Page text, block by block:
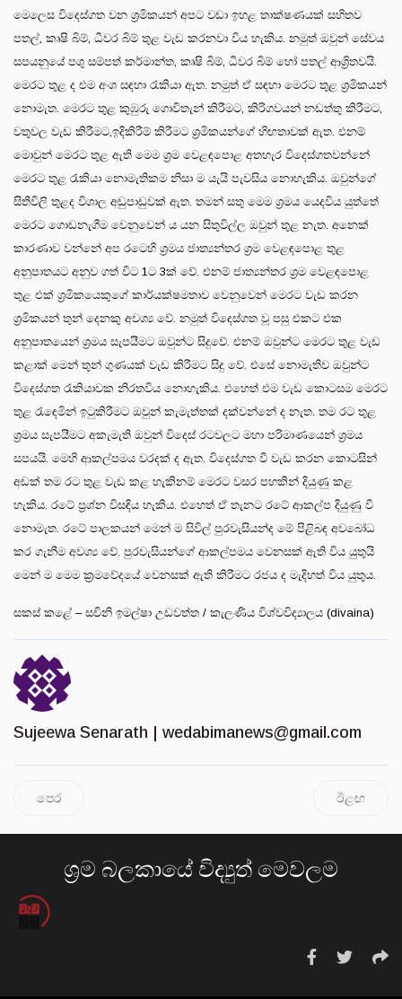
මෙලෙස විදෙස්ගත වන ශ්‍රමිකයන් අපට වඩා ඉහළ තාක්ෂණයක් සහිතව
පතල්, කෘෂි බිම්, ධීවර බිම් තුළ වැඩ කරනවා විය හැකිය. නමුත් ඔවුන් සේවය
සපයනුයේ පශු සම්පත් කර්මාන්ත, කෘෂි බිම්, ධීවර බිම් හෝ පතල් ආශ්‍රිතවයි.
මෙරට තුළ ද එම අංශ සඳහා රැකියා ඇත. නමුත් ඒ සඳහා මෙරට තුළ ශ්‍රමිකයන්
නොමැත. මෙරට තුළ කුඹුරු ගොවිතැන් කිරීමට, කිරිගවයන් නඩත්තු කිරීමට,
වතුවල වැඩ කිරීමට,ඉදිකිරීම් කිරීමට ශ්‍රමිකයන්ගේ හිඟතාවක් ඇත. එනම්
මොවුන් මෙරට තුළ ඇති මෙම ශ්‍රම වෙළඳපොළ අතහැර විදෙස්ගතවන්නේ
මෙරට තුළ රැකියා නොමැතිකම නිසා ම යැයි පැවසිය නොහැකිය. ඔවුන්ගේ
සිතිවිලි තුළද විශාල අඩුපාඩුවක් ඇත. තමන් සතු මෙම ශ්‍රමය යෙදවිය යුත්තේ
මෙරට ගොඩනැගීම වෙනුවෙන් ය යන සිතුවිල්ල ඔවුන් තුළ නැත. අනෙක්
කාරණාව වන්නේ අප රටෙහි ශ්‍රමය ජාත්‍යන්තර ශ්‍රම වෙළඳපොළ තුළ
අනුපාතයට අනුව ගත් විට 1ට 3ක් වේ. එනම් ජාත්‍යන්තර ශ්‍රම වෙළඳපොළ
තුළ එක් ශ්‍රමිකයෙකුගේ කාර්යක්ෂමතාව වෙනුවෙන් මෙරට වැඩ කරන
ශ්‍රමිකයන් තුන් දෙනකු අවශ්‍ය වේ. නමුත් විදෙස්ගත වූ පසු එකට එක
අනුපාතයෙන් ශ්‍රමය සැපයීමට ඔවුන්ට සිදුවේ. එනම් ඔවුන්ට මෙරට තුළ වැඩ
කළාක් මෙන් තුන් ගුණයක් වැඩ කිරීමට සිදු වේ. එසේ නොමැතිව ඔවුන්ට
විදෙස්ගත රැකියාවක නිරතවිය නොහැකිය. එහෙත් එම වැඩ කොටසම මෙරට
තුළ රැඳෙමින් ඉටුකිරීමට ඔවුන් කැමැත්තක් දක්වන්නේ ද නැත. තම රට තුළ
ශ්‍රමය සැපයීමට අකැමැති ඔවුන් විදෙස් රටවලට මහා පරිමාණයෙන් ශ්‍රමය
සපයයි. මෙහි ආකල්පමය වරදක් ද ඇත. විදෙස්ගත වී වැඩ කරන කොටසින්
අඩක් තම රට තුළ වැඩ කළ හැකිනම් මෙරට වසර පහකින් දියුණු කළ
හැකිය. රටේ ප්‍රශ්න විසඳිය හැකිය. එහෙත් ඒ තැනට රටේ ආකල්ප දියුණු වී
නොමැත. රටේ පාලකයන් මෙන් ම සිවිල් පුරවැසියන්ද මේ පිළිබඳ අවබෝධ
කර ගැනීම අවශ්‍ය වේ. පුරවැසියන්ගේ ආකල්පමය වෙනසක් ඇති විය යුතුයි
මෙන් ම මෙම ක්‍රමවේදයේ වෙනසක් ඇති කිරීමට රජය ද මැදිහත් විය යුතුය.
සකස් කළේ – සචිනි ඉමල්ෂා උඩවත්ත / කැලණිය විශ්වවිද්‍යාලය (divaina)
Sujeewa Senarath | wedabimanews@gmail.com
පෙර ඊළඟ
ශ්‍රම බලකායේ විද්‍යුත් මෙවලම